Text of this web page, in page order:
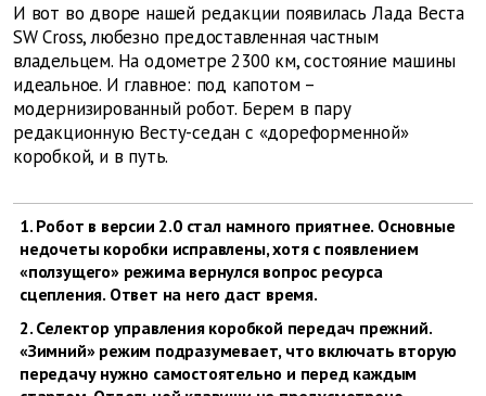
И вот во дворе нашей редакции появилась Лада Веста
SW Cross, любезно предоставленная частным
владельцем. На одометре 2300 км, состояние машины
идеальное. И главное: под капотом –
модернизированный робот. Берем в пару
редакционную Весту-седан с «дореформенной»
коробкой, и в путь.
1. Робот в версии 2.0 стал намного приятнее. Основные
недочеты коробки исправлены, хотя с появлением
«ползущего» режима вернулся вопрос ресурса
сцепления. Ответ на него даст время.
2. Селектор управления коробкой передач прежний.
«Зимний» режим подразумевает, что включать вторую
передачу нужно самостоятельно и перед каждым